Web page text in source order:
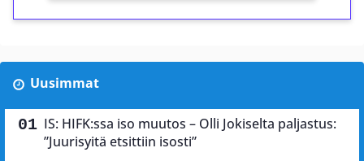
Uusimmat
IS: HIFK:ssa iso muutos – Olli Jokiselta paljastus:
”Juurisyitä etsittiin isosti”